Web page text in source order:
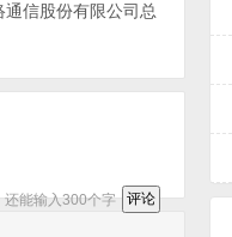
信股份有限公司总
还能输入300个字